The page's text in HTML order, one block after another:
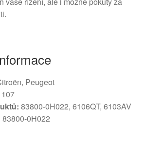
Peugeot
83800-0H022, 6106QT, 6103AV
83800-0H022